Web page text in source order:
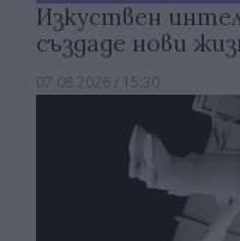
Изкуствен
създаде нови
07.08.2026 / 15:30